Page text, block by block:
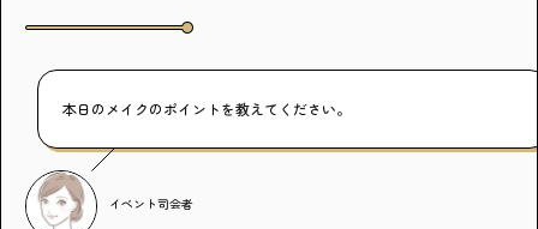
アンケートに
答えて
本日のメイクのポイントを教えてください。
イベント司会者